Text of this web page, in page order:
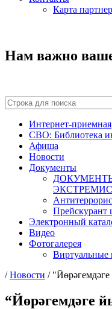
Карта
Нам важно
Интернет-приемная
СВО: Библиотека
Афиша
Новости
Документы
Прейскурант
Электронный
Видео
Фотогалерея
Виртуальные
/Новости /
“Йөрәгемдәге